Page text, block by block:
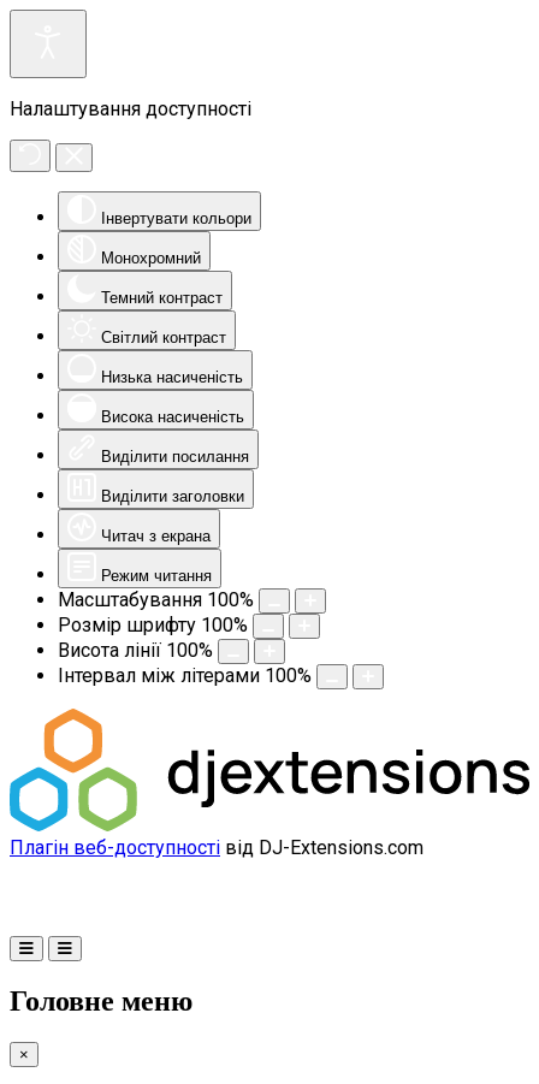
Налаштування доступності
Інвертувати кольори
Монохромний
Темний контраст
Світлий контраст
Низька насиченість
Висока насиченість
Виділити посилання
Виділити заголовки
Читач з екрана
Режим читання
Масштабування 100%
Розмір шрифту 100%
Висота лінії 100%
Інтервал між літерами 100%
Плагін веб-доступності від DJ-Extensions.com
Головне меню
×